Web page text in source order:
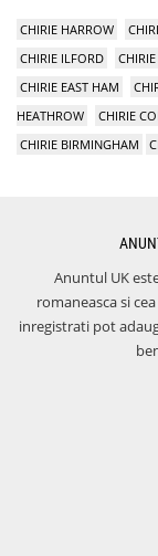
CHIRIE HARROW
CHIRIE ILFORD
CHIRIE EAST HAM
HEATHROW
CHIRIE
CHIRIE BIRMINGHAM
Anuntul UK
romaneasca si
inregistrati pot